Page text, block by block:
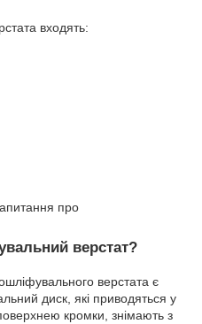
входять:
про
верстат?
верстата є
диск, які приводяться у
кромки, знімають з